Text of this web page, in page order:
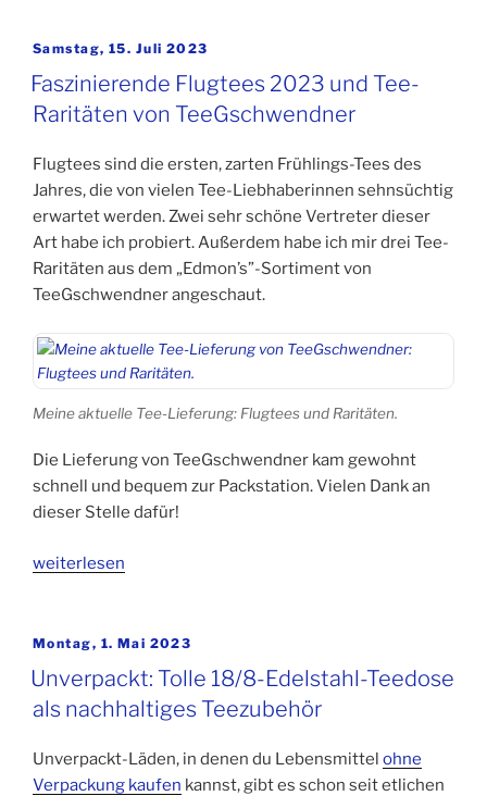
–
festlich
und
kreativ“
Veröffentlicht
Samstag, 15. Juli 2023
Faszinierende Flugtees 2023 und Tee-
Raritäten von TeeGschwendner
Flugtees sind die ersten, zarten Frühlings-Tees des
Jahres, die von vielen Tee-Liebhaberinnen sehnsüchtig
erwartet werden. Zwei sehr schöne Vertreter dieser
Art habe ich probiert. Außerdem habe ich mir drei Tee-
Raritäten aus dem „Edmon’s”-Sortiment von
TeeGschwendner angeschaut.
Meine aktuelle Tee-Lieferung: Flugtees und Raritäten.
Die Lieferung von TeeGschwendner kam gewohnt
schnell und bequem zur Packstation. Vielen Dank an
dieser Stelle dafür!
„Faszinierende
und
Tee-
Raritäten
von
weiterlesen
Veröffentlicht
Montag, 1. Mai 2023
Unverpackt: Tolle 18/8-Edelstahl-Teedose
als nachhaltiges Teezubehör
Unverpackt-Läden, in denen du Lebensmittel ohne
Verpackung kaufen kannst, gibt es schon seit etlichen